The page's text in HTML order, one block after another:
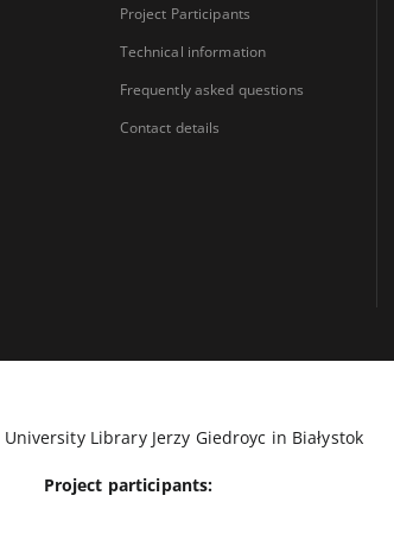
Project Participants
Technical information
Frequently asked questions
Contact details
University Library Jerzy Giedroyc in Białystok
Project participants: